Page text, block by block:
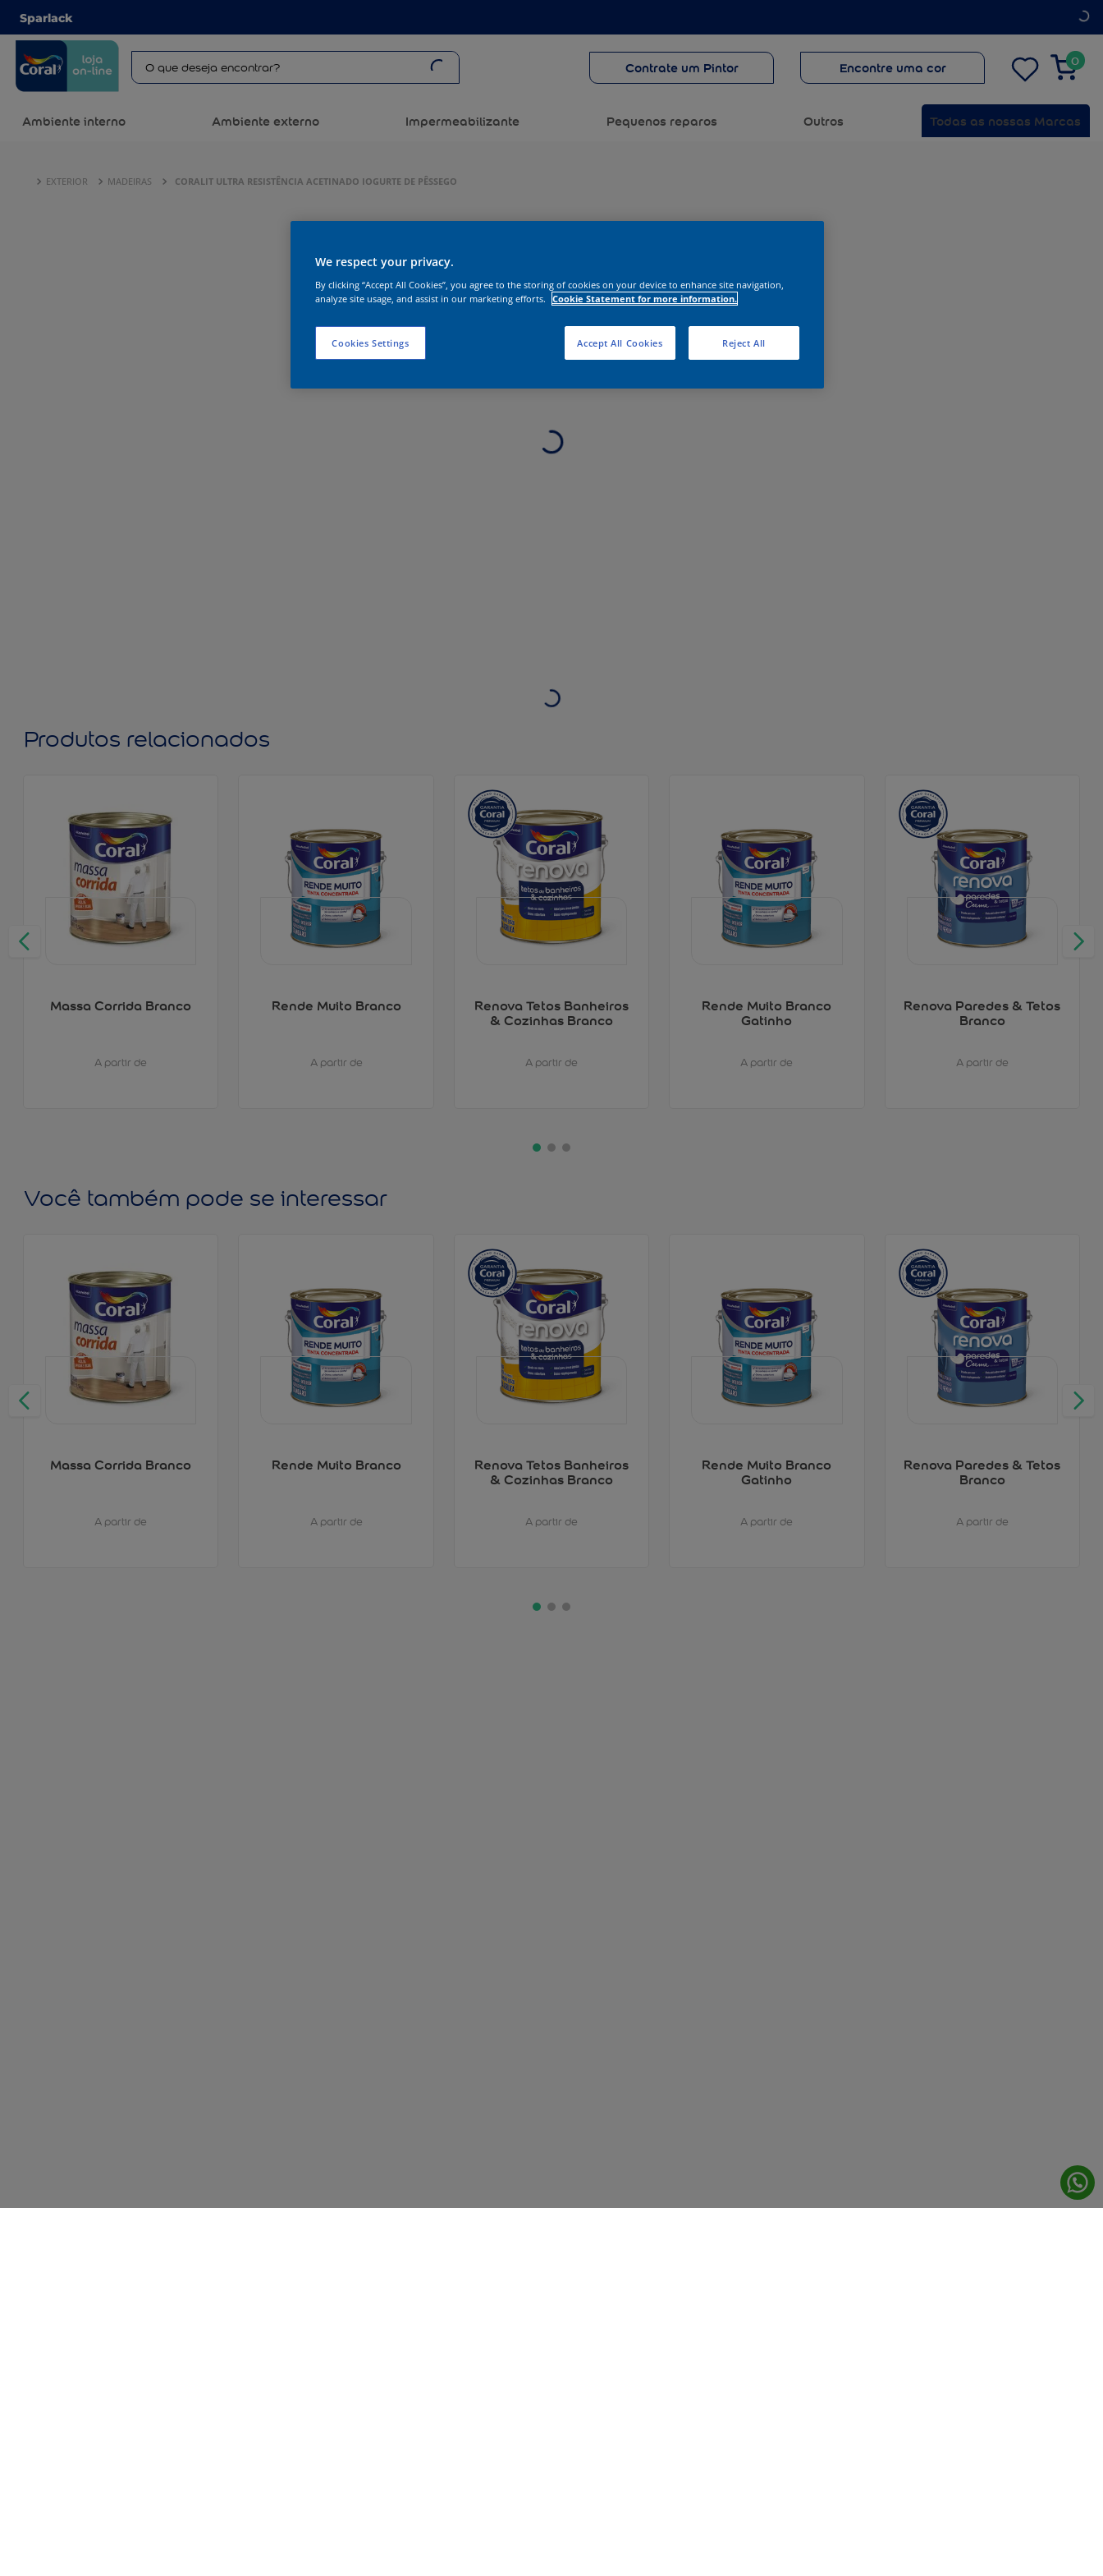
Sparlack
Contrate um Pintor Encontre uma cor 0
Ambiente interno Ambiente externo Impermeabilizante Pequenos reparos Outros Todas as nossas Marcas
EXTERIOR MADEIRAS CORALIT ULTRA RESISTÊNCIA ACETINADO IOGURTE DE PÊSSEGO
Produtos relacionados
Massa Corrida Branco
A partir de
Rende Muito Branco
A partir de
Renova Tetos Banheiros
& Cozinhas Branco
A partir de
Rende Muito Branco
Gatinho
A partir de
Renova Paredes & Tetos
Branco
A partir de
Você também pode se interessar
Massa Corrida Branco
A partir de
Rende Muito Branco
A partir de
Renova Tetos Banheiros
& Cozinhas Branco
A partir de
Rende Muito Branco
Gatinho
A partir de
Renova Paredes & Tetos
Branco
A partir de
We respect your privacy.
By clicking “Accept All Cookies”, you agree to the storing of cookies on your device to enhance site navigation,
analyze site usage, and assist in our marketing efforts. Cookie Statement for more information.
Cookies Settings Reject All
Accept All Cookies